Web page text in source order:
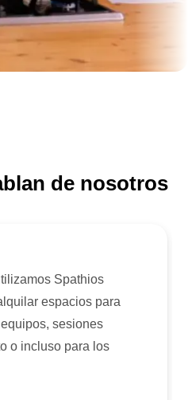
de nosotros
Spathios
espacios para
sesiones
o incluso para los